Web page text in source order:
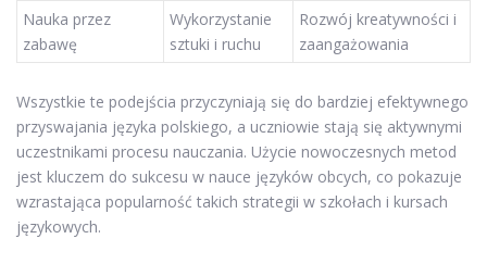
Nauka przez
zabawę
Wykorzystanie
sztuki i ruchu
Rozwój kreatywności i
zaangażowania
Wszystkie te podejścia przyczyniają się do bardziej efektywnego
przyswajania języka polskiego, a uczniowie stają się aktywnymi
uczestnikami procesu nauczania. Użycie nowoczesnych metod
jest kluczem do sukcesu w nauce języków obcych, co pokazuje
wzrastająca popularność takich strategii w szkołach i kursach
językowych.